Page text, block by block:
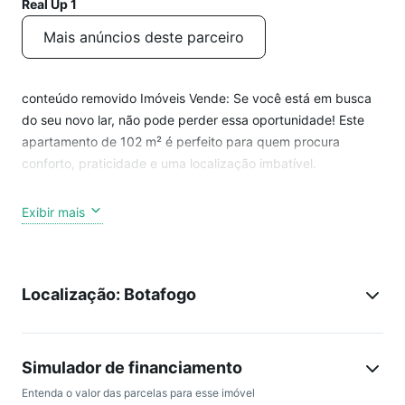
Real Up 1
Mais anúncios deste parceiro
conteúdo removido Imóveis Vende: Se você está em busca
do seu novo lar, não pode perder essa oportunidade! Este
apartamento de 102 m² é perfeito para quem procura
conforto, praticidade e uma localização imbatível.
Características Principais: Metragem Generosa, Com 102 m²
de área, este apartamento oferece espaços amplos e bem
Sala em 2 Ambientes: Um espaço aconchegante e versátil,
3 Quartos com Armários: Todos os quartos contam com
armários embutidos, garantindo organização e praticidade.
atender às necessidades da família.
Exibir mais
Localização: Botafogo
Simulador de financiamento
Entenda o valor das parcelas para esse imóvel